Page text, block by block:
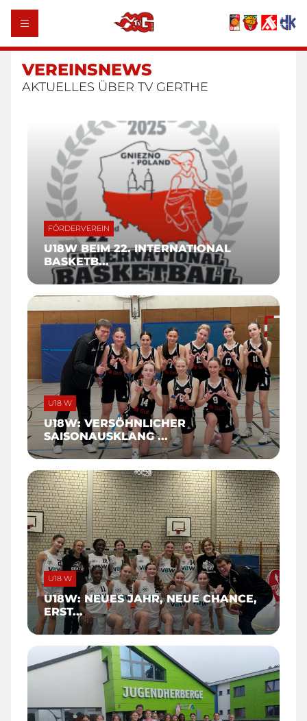
VEREINSNEWS
AKTUELLES ÜBER TV GERTHE
FÖRDERVEREIN
U18W BEIM 22. INTERNATIONAL
BASKETB...
U18 W
U18W: VERSÖHNLICHER
SAISONAUSKLANG ...
U18 W
U18W: NEUES JAHR, NEUE CHANCE,
ERST...